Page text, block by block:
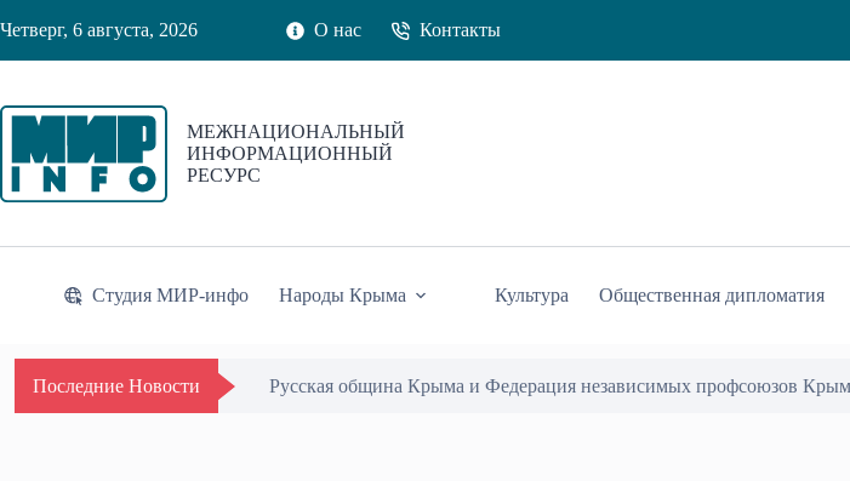
к
Четверг, 6 августа, 2026 О нас Контакты
МЕЖНАЦИОНАЛЬНЫЙ
ИНФОРМАЦИОННЫЙ
РЕСУРС
Студия МИР-инфо Народы Крыма Культура Общественная дипломатия
Последние Новости Русская община Крыма и Федерация независимых профсоюзов